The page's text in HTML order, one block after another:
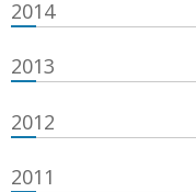
2014
2013
2012
2011